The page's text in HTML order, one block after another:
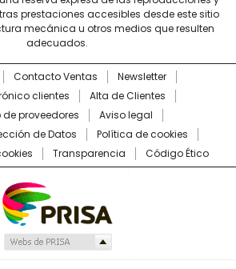
prestaciones accesibles desde este sitio
mecánica u otros medios que resulten
adecuados.
Contacto Ventas
Newsletter
clientes
Alta de Clientes
de proveedores
Aviso legal
de Datos
Política de cookies
Transparencia Código Ético